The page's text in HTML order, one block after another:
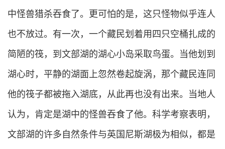
中怪兽猎杀吞食了。更可怕的是，这只怪物似乎连人
也不放过。有一次，一个藏民划着用四只空桶扎成的
简陋的筏，到文部湖的湖心小岛采取鸟蛋。当他划到
湖心时，平静的湖面上忽然卷起旋涡，那个藏民连同
他的筏子都被拖入湖底，从此再也没有出来。当地人
认为，肯定是湖中的怪兽吞食了他。科学考察表明，
文部湖的许多自然条件与英国尼斯湖极为相似，都是